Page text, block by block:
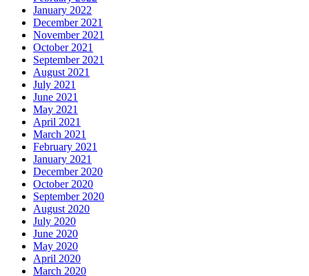
January 2022
December 2021
November 2021
October 2021
September 2021
August 2021
July 2021
June 2021
May 2021
April 2021
March 2021
February 2021
January 2021
December 2020
October 2020
September 2020
August 2020
July 2020
June 2020
May 2020
April 2020
March 2020